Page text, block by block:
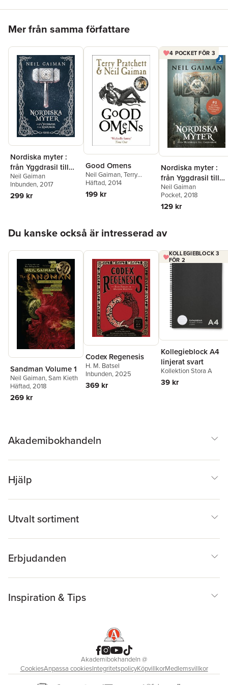
Mer från samma författare
Nordiska myter :
från Yggdrasil till
Ragnarök
Neil Gaiman
Inbunden, 2017
299 kr
Good Omens
Neil Gaiman,Terry
Pratchett
Häftad, 2014
199 kr
4 POCKET FÖR 3
Nordiska myter :
från Yggdrasil till
Ragnarök
Neil Gaiman
Pocket, 2018
129 kr
Du kanske också är intresserad av
Sandman Volume 1
Neil Gaiman,Sam Kieth
Häftad, 2018
269 kr
Codex Regenesis
H. M. Batsel
Inbunden, 2025
369 kr
KOLLEGIEBLOCK 3
FÖR 2
Kollegieblock A4
linjerat svart
Kollektion Stora A
39 kr
Akademibokhandeln
Hjälp
Utvalt sortiment
Erbjudanden
Inspiration & Tips
Akademibokhandeln@
CookiesAnpassa cookiesIntegritetspolicyKöpvillkorMedlemsvillkor